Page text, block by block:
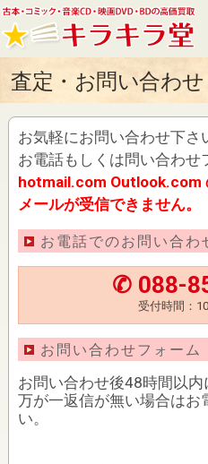
査定・お問い合わせ
お気軽にお問い合わせ下さ
お電話もしくは問い合わせ
hotmail.com Outlook.com
メールが受信できません。
お電話でのお問い合わ
✆ 088-
受付時間：
お問い合わせフォーム
お問い合わせ後48時間以内
万が一返信が無い場合はお
い。